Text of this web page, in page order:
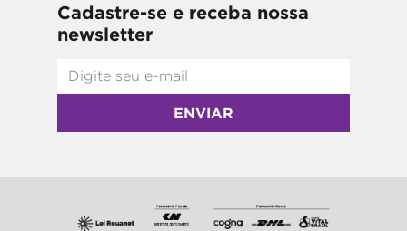
Cadastre-se e receba nossa
newsletter
ENVIAR